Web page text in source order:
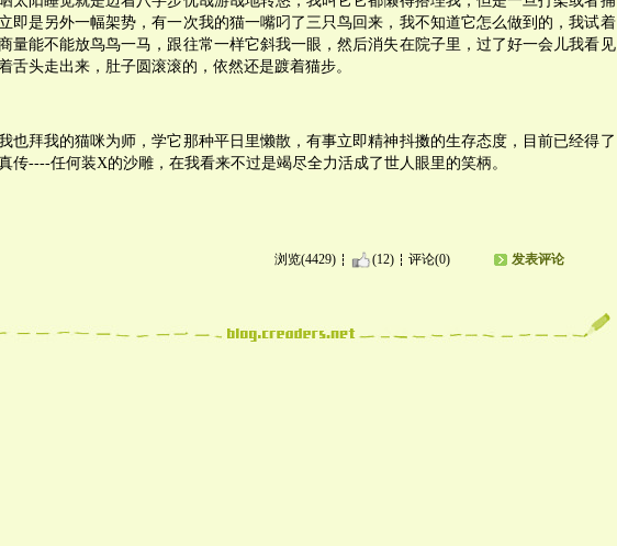
即是另外一幅架势，有一次我的猫一嘴叼了三只鸟回来，我不知道它怎么做到的，我试着
量能不能放鸟鸟一马，跟往常一样它斜我一眼，然后消失在院子里，过了好一会儿我看见
舌头走出来，肚子圆滚滚的，依然还是踱着猫步。
也拜我的猫咪为师，学它那种平日里懒散，有事立即精神抖擞的生存态度，目前已经得了
传----任何装X的沙雕，在我看来不过是竭尽全力活成了世人眼里的笑柄。
浏览(4429) (12) 评论(0) 发表评论